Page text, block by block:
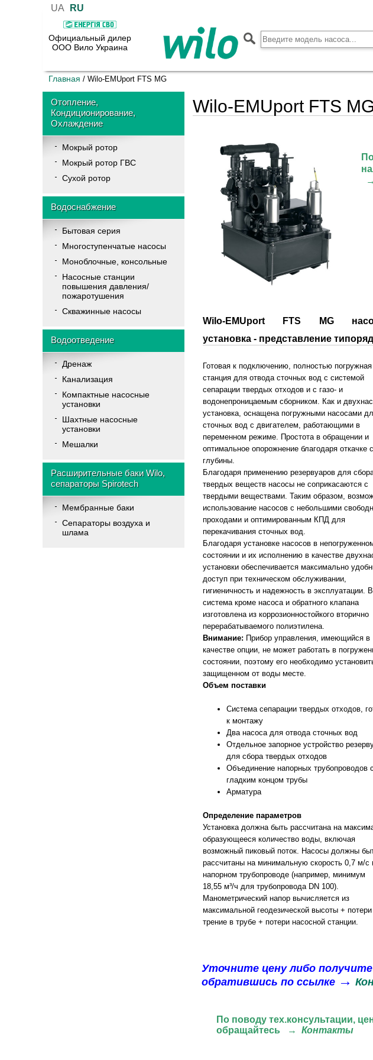
UA RU
Официальный дилер
ООО Вило Украина
Главная / Wilo-EMUport FTS MG
Отопление,
Кондиционирование,
Охлаждение
Мокрый ротор
Мокрый ротор ГВС
Сухой ротор
Водоснабжение
Бытовая серия
Многоступенчатые насосы
Моноблочные, консольные
Насосные станции
повышения давления/
пожаротушения
Скважинные насосы
Водоотведение
Дренаж
Канализация
Компактные насосные
установки
Шахтные насосные
установки
Мешалки
Расширительные баки Wilo,
сепараторы Spirotech
Мембранные баки
Cепараторы воздуха и
шлама
Wilo-EMUport FTS
→
Wilo-EMUport FTS MG
установка - представление
Готовая к подключению, полностью погружная
станция для отвода сточных вод с системой
сепарации твердых отходов и с газо- и
водонепроницаемым сборником. Как и
установка, оснащена погружными насосами
сточных вод с двигателем, работающими в
переменном режиме. Простота в обращении и
оптимальное опорожнение благодаря откачке с
глубины.
Благодаря применению резервуаров для
твердых веществ насосы не соприкасаются с
твердыми веществами. Таким образом,
использование насосов с небольшими
проходами и оптимированным КПД для
перекачивания сточных вод.
Благодаря установке насосов в
состоянии и их исполнению в качестве
установки обеспечивается максимально
доступ при техническом обслуживании,
гигиеничность и надежность в эксплуатации.
система кроме насоса и обратного клапана
изготовлена из коррозионностойкого вторично
перерабатываемого полиэтилена.
Внимание: Прибор управления, имеющийся в
качестве опции, не может работать в
состоянии, поэтому его необходимо
защищенном от воды месте.
Объем поставки
Система сепарации твердых отходов,
к монтажу
Два насоса для отвода сточных вод
Отдельное запорное устройство
для сбора твердых отходов
Объединение напорных трубопроводов с
гладким концом трубы
Арматура
Определение параметров
Установка должна быть рассчитана на
образующееся количество воды, включая
возможный пиковый поток. Насосы должны
рассчитаны на минимальную скорость 0,7 м/с
напорном трубопроводе (например, минимум
18,55 м³/ч для трубопровода DN 100).
Манометрический напор вычисляется из
максимальной геодезической высоты +
трение в трубе + потери насосной станции.
Уточните ценулибо
обратившись по ссылке →
По поводу тех.консультации,
обращайтесь
→ Контакты